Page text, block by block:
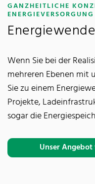
GANZHEITLICHE
ENERGIEVERSORGUNG
Wenn Sie bei der
mehreren Ebenen mit
Sie zu einem
Projekte,
sogar die
Unser